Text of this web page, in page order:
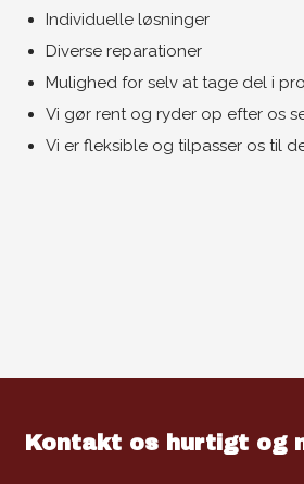
Individuelle løsninger
Diverse reparationer
Mulighed for selv at tage del i
Vi gør rent og ryder op efter os
Vi er fleksible og tilpasser os til
Kontakt os hurtigt og